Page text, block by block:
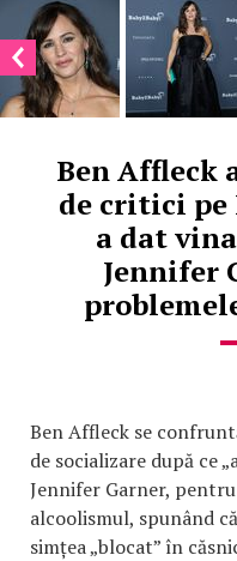
Ben Affleck
de critici
a dat
Jennifer
Ben Affleck se
de socializare după ce
Jennifer Garner,
alcoolismul, spunând
simțea „blocat” în